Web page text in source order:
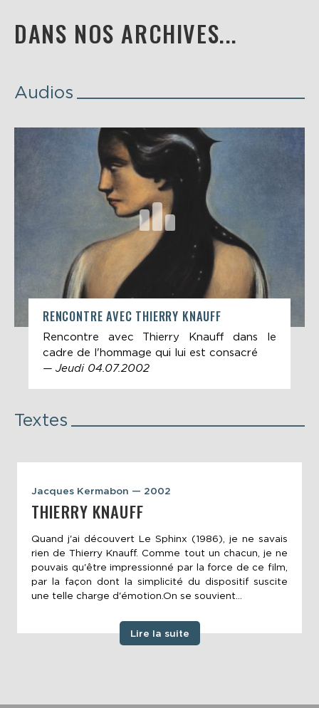
DANS NOS ARCHIVES...
Audios
RENCONTRE AVEC THIERRY KNAUFF
Rencontre avec Thierry Knauff dans le
cadre de l'hommage qui lui est consacré
— Jeudi 04.07.2002
Textes
Jacques Kermabon — 2002
THIERRY KNAUFF
Quand j'ai découvert Le Sphinx (1986), je ne savais
rien de Thierry Knauff. Comme tout un chacun, je ne
pouvais qu'être impressionné par la force de ce film,
par la façon dont la simplicité du dispositif suscite
une telle charge d'émotion.On se souvient...
Lire la suite